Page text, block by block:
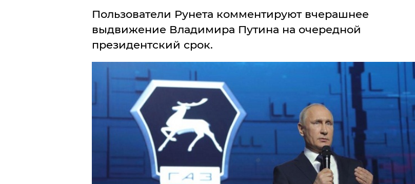
Пользователи Рунета комментируют вчерашнее
выдвижение Владимира Путина на очередной
президентский срок.